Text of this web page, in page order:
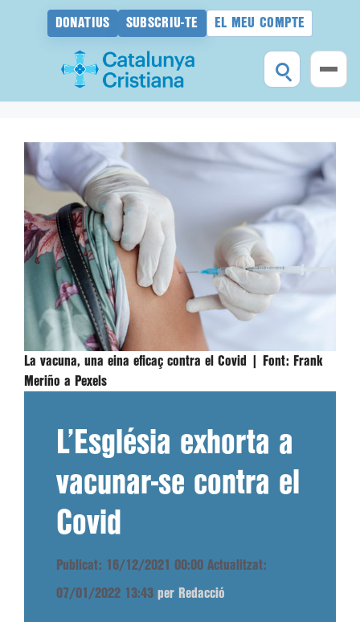
DONATIUS SUBSCRIU-TE EL MEU COMPTE
contingut
La vacuna, una eina eficaç contra el Covid | Font: Frank
Meriño a Pexels
L’Església exhorta a
vacunar-se contra el
Covid
Publicat: 16/12/2021 00:00 Actualitzat:
07/01/2022 13:43 per Redacció